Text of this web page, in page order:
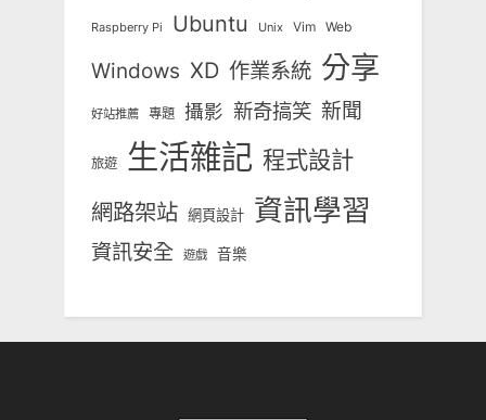
Raspberry Pi Ubuntu Unix Vim Web
Windows XD 作業系統 分享
好站推薦 專題 攝影 新奇搞笑 新聞
旅遊 生活雜記 程式設計
網路架站 網頁設計 資訊學習
資訊安全 遊戲 音樂